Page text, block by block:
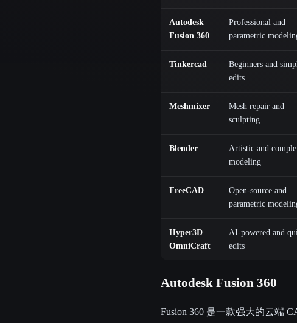
Autodesk
Fusion 360
Professional and
parametric
Tinkercad
Beginners and
edits
Meshmixer
Mesh repair and
sculpting
Blender
Artistic and
modeling
FreeCAD
Open-source and
parametric
Hyper3D
OmniCraft
AI-powered and
edits
Autodesk Fusion 360
Fusion 360 是一款强大的云端